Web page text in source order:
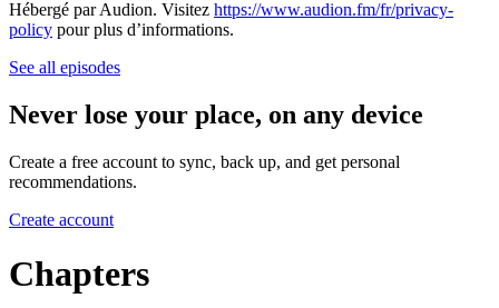
Hébergé par Audion. Visitez https://www.audion.fm/fr/privacy-
policy pour plus d’informations.
See all episodes
Never lose your place, on any device
Create a free account to sync, back up, and get personal
recommendations.
Create account
Chapters